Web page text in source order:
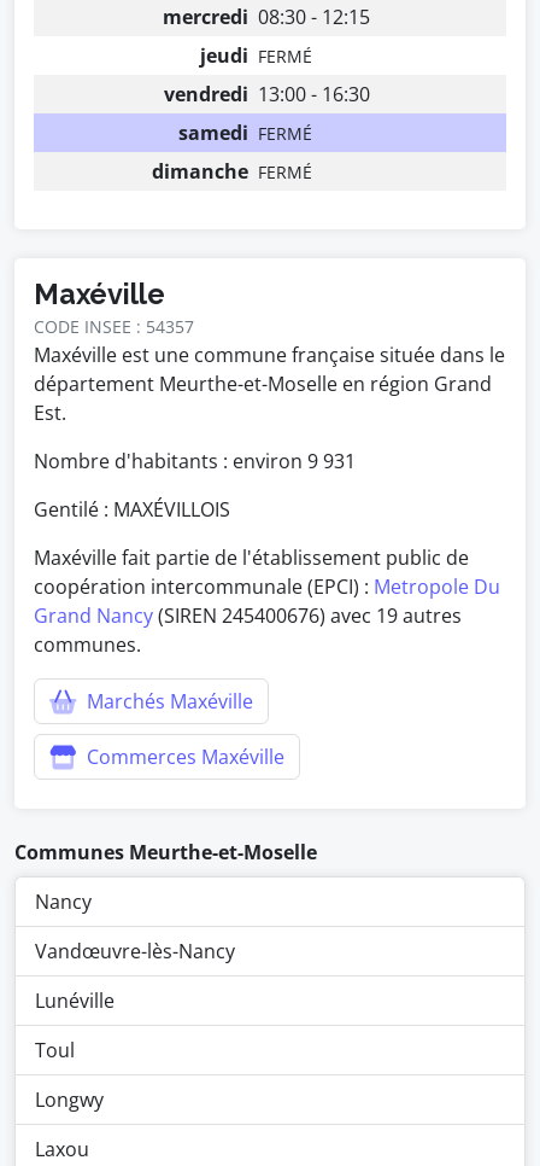
mercredi 08:30 - 12:15
jeudi FERMÉ
vendredi 13:00 - 16:30
samedi FERMÉ
dimanche FERMÉ
Maxéville
CODE INSEE : 54357
Maxéville est une commune française située dans le
département Meurthe-et-Moselle en région Grand
Est.
Nombre d'habitants : environ 9 931
Gentilé : MAXÉVILLOIS
Maxéville fait partie de l'établissement public de
coopération intercommunale (EPCI) : Metropole Du
Grand Nancy(SIREN 245400676) avec 19 autres
communes.
Marchés Maxéville
Commerces Maxéville
Communes Meurthe-et-Moselle
Nancy
Vandœuvre-lès-Nancy
Lunéville
Toul
Longwy
Laxou